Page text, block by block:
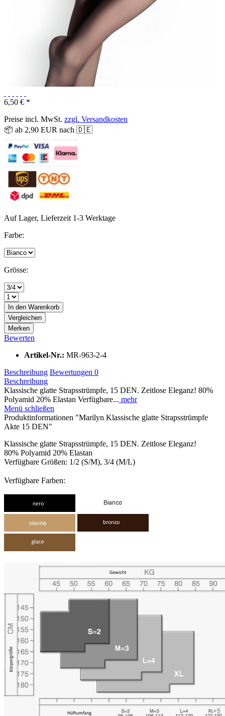
6,50 € *
Preise incl. MwSt. zzgl. Versandkosten
📦 ab 2,90 EUR nach 🇩🇪
Auf Lager, Lieferzeit 1-3 Werktage
Farbe:
Grösse:
In den Warenkorb
Vergleichen
Merken
Bewerten
Artikel-Nr.: MR-963-2-4
Beschreibung Bewertungen 0
Beschreibung
Klassische glatte Strapsstrümpfe, 15 DEN. Zeitlose Eleganz! 80%
Polyamid 20% Elastan Verfügbare... mehr
Menü schließen
Produktinformationen "Marilyn Klassische glatte Strapsstrümpfe
Akte 15 DEN"
Klassische glatte Strapsstrümpfe, 15 DEN. Zeitlose Eleganz!
80% Polyamid 20% Elastan
Verfügbare Größen: 1/2 (S/M), 3/4 (M/L)
Verfügbare Farben: